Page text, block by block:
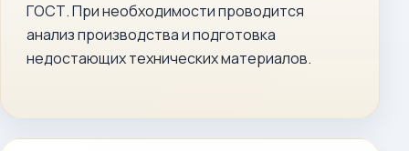
ГОСТ. При необходимости проводится
анализ производства и подготовка
недостающих технических материалов.